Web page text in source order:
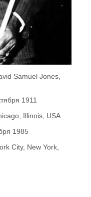
Samuel Jones,
1911
Illinois, USA
1985
City, New York,